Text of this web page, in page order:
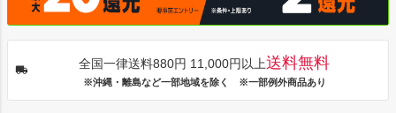
全国一律送料880円 11,000円以上送料無料
※沖縄・離島など一部地域を除く ※一部例外商品あり